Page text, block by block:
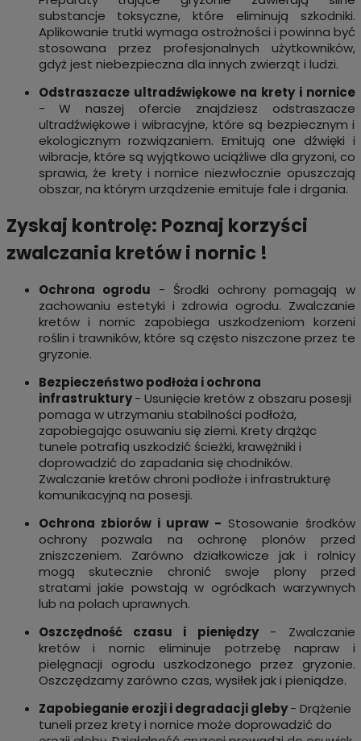
substancje toksyczne, które eliminują szkodniki.
Aplikowanie trutki wymaga ostrożności i powinna być
stosowana przez profesjonalnych użytkowników,
gdyż jest niebezpieczna dla innych zwierząt i ludzi.
Odstraszacze ultradźwiękowe na krety i nornice
- W naszej ofercie znajdziesz odstraszacze
ultradźwiękowe i wibracyjne, które są bezpiecznym i
ekologicznym rozwiązaniem. Emitują one dźwięki i
wibracje, które są wyjątkowo uciążliwe dla gryzoni, co
sprawia, że krety i nornice niezwłocznie opuszczają
obszar, na którym urządzenie emituje fale i drgania.
Zyskaj kontrolę: Poznaj korzyści
zwalczania kretów i nornic !
Ochrona ogrodu - Środki ochrony pomagają w
zachowaniu estetyki i zdrowia ogrodu. Zwalczanie
kretów i nornic zapobiega uszkodzeniom korzeni
roślin i trawników, które są często niszczone przez te
gryzonie.
Bezpieczeństwo podłoża i ochrona
infrastruktury- Usunięcie kretów z obszaru posesji
pomaga w utrzymaniu stabilności podłoża,
zapobiegając osuwaniu się ziemi. Krety drążąc
tunele potrafią uszkodzić ścieżki, krawężniki i
doprowadzić do zapadania się chodników.
Zwalczanie kretów chroni podłoże i infrastrukturę
komunikacyjną na posesji.
Ochrona zbiorów i upraw - Stosowanie środków
ochrony pozwala na ochronę plonów przed
zniszczeniem. Zarówno działkowicze jak i rolnicy
mogą skutecznie chronić swoje plony przed
stratami jakie powstają w ogródkach warzywnych
lub na polach uprawnych.
Oszczędność czasu i pieniędzy- Zwalczanie
kretów i nornic eliminuje potrzebę napraw i
pielęgnacji ogrodu uszkodzonego przez gryzonie.
Oszczędzamy zarówno czas, wysiłek jak i pieniądze.
Zapobieganie erozji i degradacji gleby- Drążenie
tuneli przez krety i nornice może doprowadzić do